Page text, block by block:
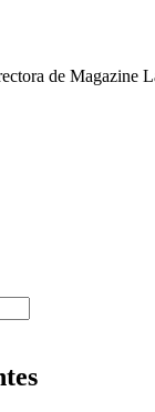
de Magazine